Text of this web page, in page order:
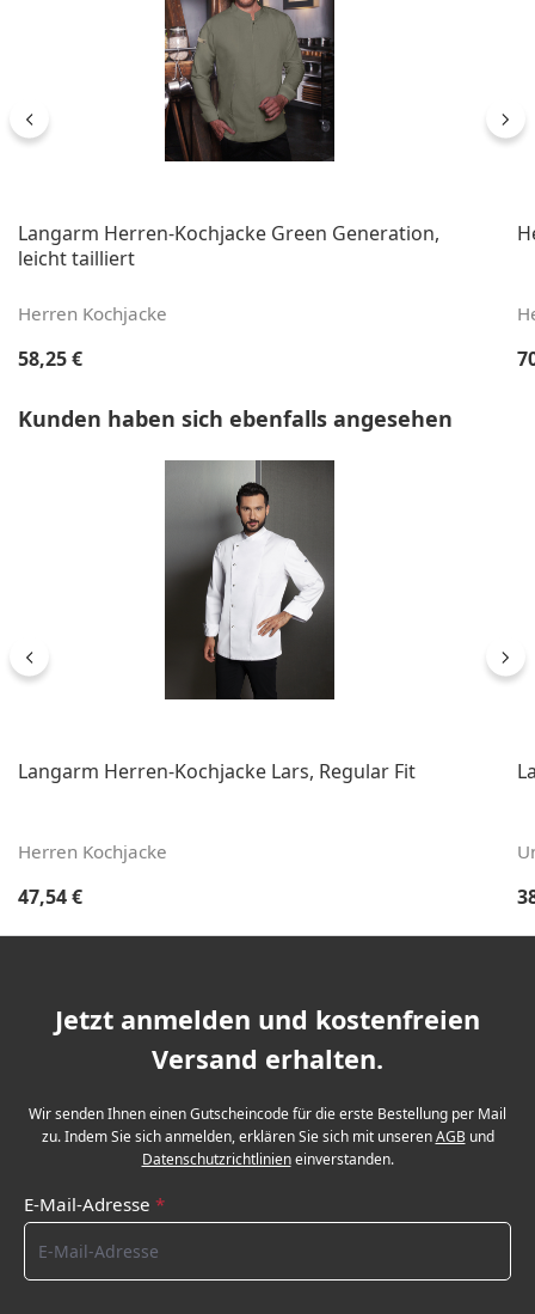
Langarm Herren-Kochjacke Green Generation,
leicht tailliert
Herren Kochjacke
Regulärer Preis:
58,25 €
Produktgalerie überspringen
Kunden haben sich ebenfalls angesehen
Langarm Herren-Kochjacke Lars, Regular Fit
Herren Kochjacke
Regulärer Preis:
47,54 €
Jetzt anmelden und kostenfreien
Versand erhalten.
Wir senden Ihnen einen Gutscheincode für die erste Bestellung per Mail
zu. Indem Sie sich anmelden, erklären Sie sich mit unserenAGBund
Datenschutzrichtlinieneinverstanden.
E-Mail-Adresse *